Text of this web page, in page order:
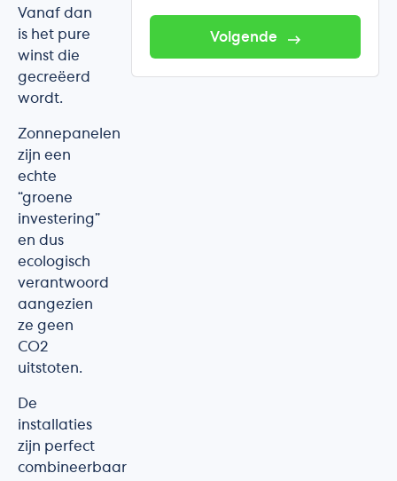
Vanaf dan
is het pure
winst die
gecreëerd
wordt.
Zonnepanelen
zijn een
echte
“groene
investering”
en dus
ecologisch
verantwoord
aangezien
ze geen
CO2
uitstoten.
De
installaties
zijn perfect
combineerbaar
Volgende